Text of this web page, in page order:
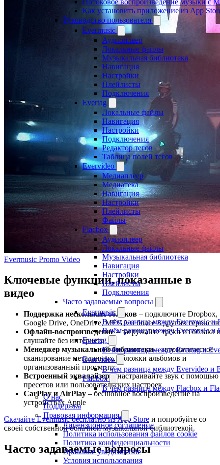
Потоковое воспроизведение музыки с
Как установить приложение из App
Руководство пользователя
Evermusic
Аудиоплеер
Локальные файлы
Музыкальная библиотека
Навигация
Настройки
Плейлисты
Подключения
Evertag
Локальные файлы
Навигация
Настройки
Подключения
Редактор тегов
Таблица полей тегов
Evervideo
Медиаплеер
Медиатека
Навигация
Настройки
Плейлисты
Файлы
Flacbox
Аудиоплеер
Локальные файлы
Музыкальная библиотека
Навигация
Настройки
Плейлисты
Подключения
Часто задаваемые вопросы
Evermusic
В чём разница между Evermusic и
В чём разница между Evermusic и
Evertag
В чём разница между Evertag и
Evervideo
В чём разница между Evervideo и
Flacbox
В чём разница между Flacbox и
О нас
Поддержка
Правовая информация
Лицензионное соглашение
Политика использования файлов cookie
Политика конфиденциальности
Правовое уведомление
Условия использования
Evermusic Promo Video
Ключевые функции, показанные в
видео
Поддержка нескольких облаков – подключите Dropbox,
Google Drive, OneDrive, MEGA и более 8 других сервисов
Офлайн-воспроизведение– загружайте треки из облака
слушайте без интернета
Менеджер музыкальной библиотеки– автоматическое
сканирование метаданных, обложки альбомов и
организованный просмотр
Встроенный эквалайзер– настраивайте звук с помощью
пресетов или пользовательских настроек
CarPlay и AirPlay – бесшовное воспроизведение на
устройствах Apple
Скачайте Evermusic бесплатно из App Store и попробуйте со
своей собственной облачной музыкальной библиотекой.
Часто задаваемые вопросы